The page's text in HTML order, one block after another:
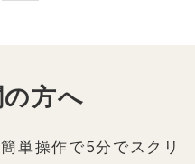
の方へ
単操作で5分でスクリ